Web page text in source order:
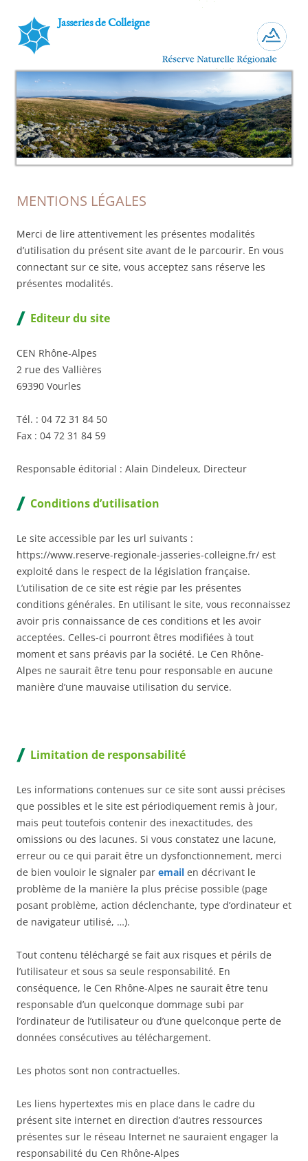
Jasseries de Colleigne
MENTIONS LÉGALES
Merci de lire attentivement les présentes modalités
d’utilisation du présent site avant de le parcourir. En vous
connectant sur ce site, vous acceptez sans réserve les
présentes modalités.
Editeur du site
CEN Rhône-Alpes
2 rue des Vallières
69390 Vourles
Tél. : 04 72 31 84 50
Fax : 04 72 31 84 59
Responsable éditorial : Alain Dindeleux, Directeur
Conditions d’utilisation
Le site accessible par les url suivants :
https://www.reserve-regionale-jasseries-colleigne.fr/ est
exploité dans le respect de la législation française.
L’utilisation de ce site est régie par les présentes
conditions générales. En utilisant le site, vous reconnaissez
avoir pris connaissance de ces conditions et les avoir
acceptées. Celles-ci pourront êtres modifiées à tout
moment et sans préavis par la société. Le Cen Rhône-
Alpes ne saurait être tenu pour responsable en aucune
manière d’une mauvaise utilisation du service.
Limitation de responsabilité
Les informations contenues sur ce site sont aussi précises
que possibles et le site est périodiquement remis à jour,
mais peut toutefois contenir des inexactitudes, des
omissions ou des lacunes. Si vous constatez une lacune,
erreur ou ce qui parait être un dysfonctionnement, merci
de bien vouloir le signaler par email en décrivant le
problème de la manière la plus précise possible (page
posant problème, action déclenchante, type d’ordinateur et
de navigateur utilisé, …).
Tout contenu téléchargé se fait aux risques et périls de
l’utilisateur et sous sa seule responsabilité. En
conséquence, le Cen Rhône-Alpes ne saurait être tenu
responsable d’un quelconque dommage subi par
l’ordinateur de l’utilisateur ou d’une quelconque perte de
données consécutives au téléchargement.
Les photos sont non contractuelles.
Les liens hypertextes mis en place dans le cadre du
présent site internet en direction d’autres ressources
présentes sur le réseau Internet ne sauraient engager la
responsabilité du Cen Rhône-Alpes